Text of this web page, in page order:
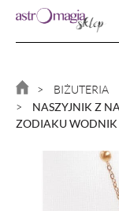
BIŻUTERIA
NASZYJNIK Z
ZODIAKU WODNIK